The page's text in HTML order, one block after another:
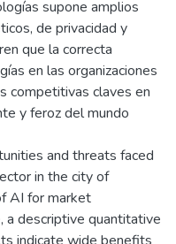
supone amplios
de privacidad y
que la correcta
en las organizaciones
competitivas claves en
y feroz del mundo
and threats faced
in the city of
AI for market
a descriptive quantitative